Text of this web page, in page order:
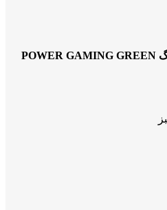
منبع تغذیه کامپیوتر گرین گیمینگ POWER GAMING GREEN